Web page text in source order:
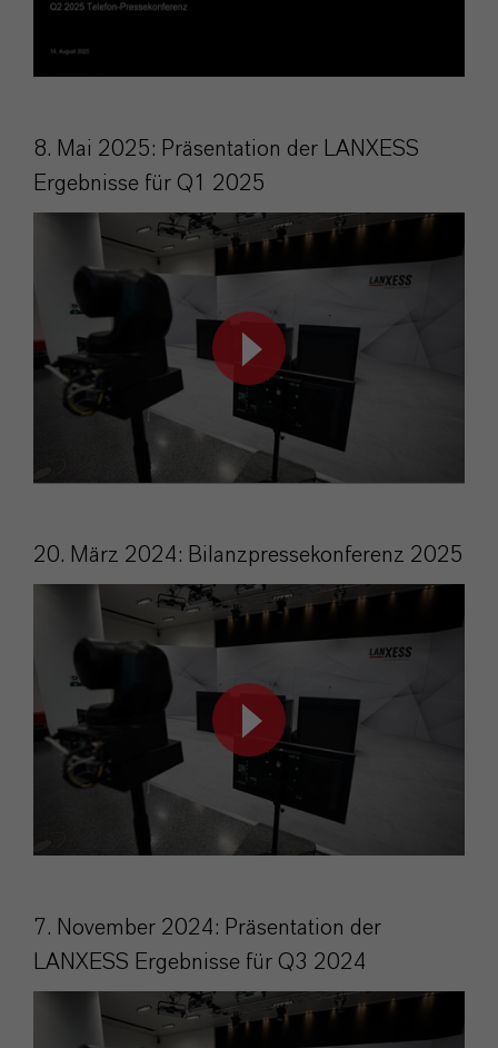
8. Mai 2025: Präsentation der LANXESS
Ergebnisse für Q1 2025
20. März 2024: Bilanzpressekonferenz 2025
7. November 2024: Präsentation der
LANXESS Ergebnisse für Q3 2024